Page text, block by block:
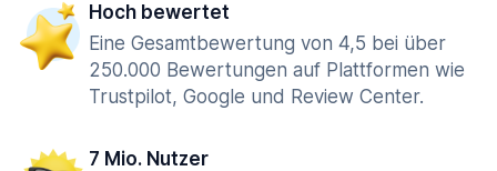
Hoch bewertet
Eine Gesamtbewertung von 4,5 bei über
250.000 Bewertungen auf Plattformen wie
Trustpilot, Google und Review Center.
7 Mio. Nutzer